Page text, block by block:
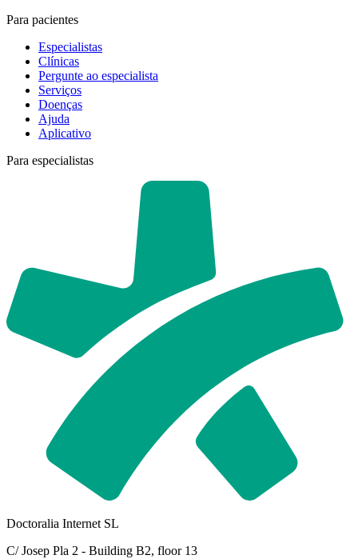
Para pacientes
Especialistas
Clínicas
Pergunte ao especialista
Serviços
Doenças
Ajuda
Aplicativo
Para especialistas
Doctoralia Internet SL
C/ Josep Pla 2 - Building B2, floor 13